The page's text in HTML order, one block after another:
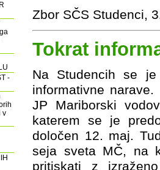
-
v
Zbor SČS Studenci,
Tokrat
Na Studencih se
informativne
JP Mariborski
katerem se je
določen 12. maj.
seja sveta MČ, na
pritiskati z